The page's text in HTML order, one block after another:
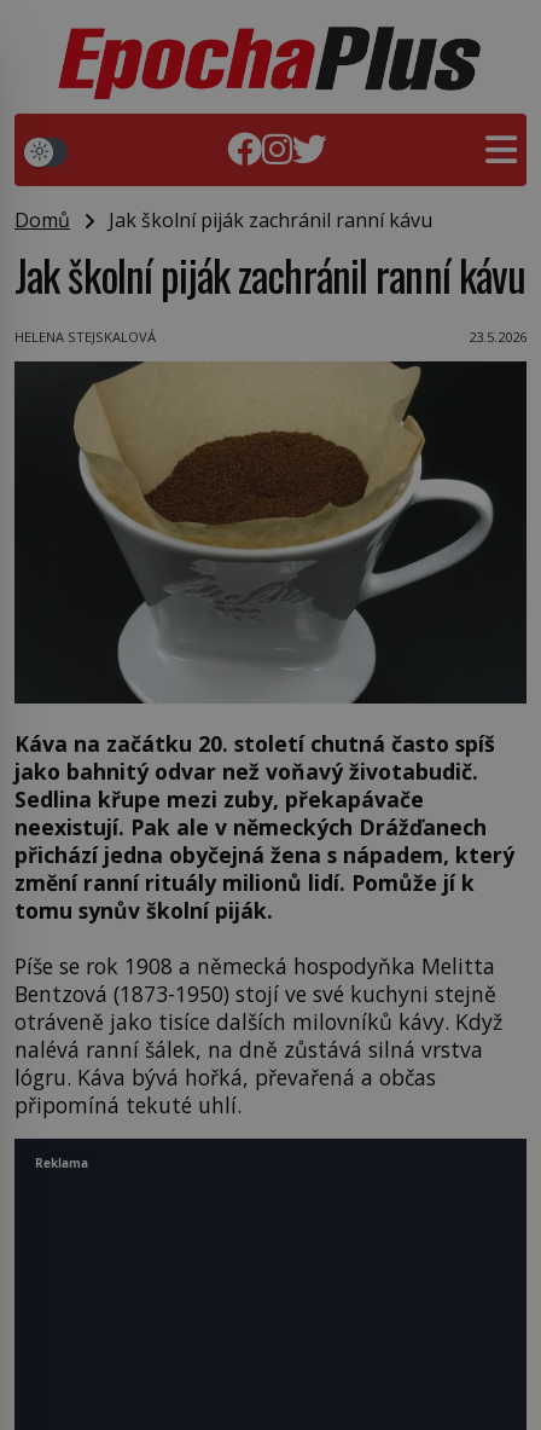
Domů Jak školní piják zachránil ranní kávu
Jak školní piják zachránil ranní kávu
HELENA STEJSKALOVÁ 23.5.2026
Káva na začátku 20. století chutná často spíš
jako bahnitý odvar než voňavý životabudič.
Sedlina křupe mezi zuby, překapávače
neexistují. Pak ale v německých Drážďanech
přichází jedna obyčejná žena s nápadem, který
změní ranní rituály milionů lidí. Pomůže jí k
tomu synův školní piják.
Píše se rok 1908 a německá hospodyňka Melitta
Bentzová (1873-1950) stojí ve své kuchyni stejně
otráveně jako tisíce dalších milovníků kávy. Když
nalévá ranní šálek, na dně zůstává silná vrstva
lógru. Káva bývá hořká, převařená a občas
připomíná tekuté uhlí.
Reklama